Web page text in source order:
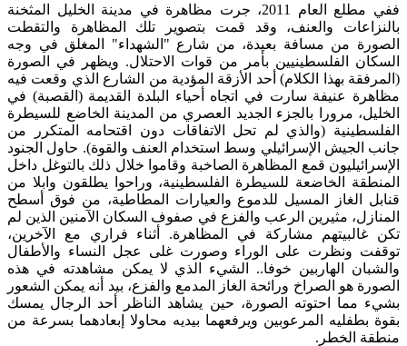
ففي مطلع العام 2011، جرت مظاهرة في مدينة الخليل المثخنة
بالنزاعات والعنف، وقد قمت بتصوير تلك المظاهرة والتقطت
الصورة من مسافة بعيدة، من شارع "الشهداء" المغلق في وجه
السكان الفلسطينيين بأمر من قوات الاحتلال. ويظهر في الصورة
(المرفقة بهذا الكلام) أحد الأزقة المؤدية من الشارع الذي وقعت فيه
مظاهرة عنيفة سارت في اتجاه أحياء البلدة القديمة (القصبة) في
الخليل، مرورا بالجزء الجديد العصري من المدينة الخاضع للسيطرة
الفلسطينية (والذي لم تحل الاتفاقات دون اقتحامه المتكرر من
جانب الجيش الإسرائيلي وسط استخدام العنف والقوة). حاول الجنود
الإسرائيليون قمع المظاهرة الصاخبة وقاموا خلال ذلك بالتوغل داخل
المنطقة الخاضعة للسيطرة الفلسطينية، وراحوا يطلقون وابلا من
قنابل الغاز المسيل للدموع والعيارات المطاطية، من فوق أسطح
المنازل، مثيرين الرعب والفزع في صفوف السكان الآمنين الذين لم
تكن غالبيتهم مشاركة في المظاهرة. أثناء فراري مع الآخرين،
توقفت ونظرت على الوراء وصورت غلى عجل النساء والأطفال
والشبان الهاربين خوفا.. الشيء الذي لا يمكن مشاهدته في هذه
الصورة هو الصراخ ورائحة الغاز المدمع والفزع، بيد أنه يمكن الشعور
بشيء مما احتوته الصورة، حين يشاهد الناظر أحد الرجال يمسك
بقوة بطفليه المرعوبين ويرفعهما بيديه محاولا إبعادهما بسرعة من
منطقة الخطر.